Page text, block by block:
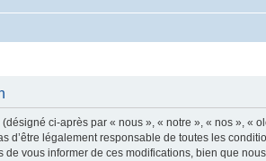
ci-après par « nous », « notre », « nos », «
d’être légalement responsable de toutes les
de vous informer de ces modifications, bien que